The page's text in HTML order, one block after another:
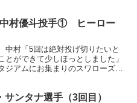
村優斗投手① ヒーロー
中村「5回は絶対投げ切りたいと
ができて少しほっとしました」
ジアムにお集まりのスワローズフ
ンタナ選手（3回目）